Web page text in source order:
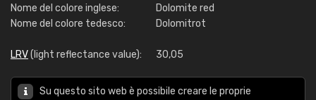
Nome del colore inglese:
Dolomite red
Nome del colore tedesco:
Dolomitrot
LRV(light reflectance value): 30,05
Su questo sito web è possibile creare le proprie